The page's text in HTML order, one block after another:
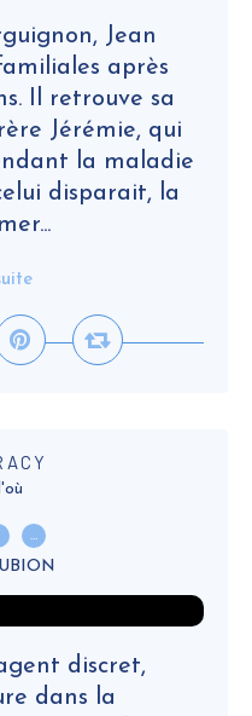
Jean
après
Il retrouve sa
Jérémie, qui
la maladie
disparait, la
…
discret,
dans la